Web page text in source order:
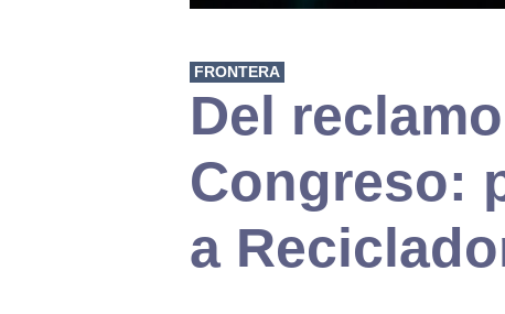
FRONTERA
Del
Congreso:
a